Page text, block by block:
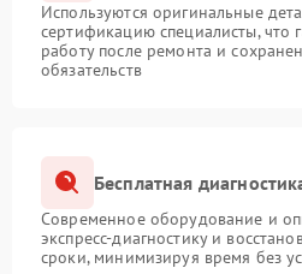
Используются оригинальные
сертификацию специалисты, что
работу после ремонта и
обязательств
Бесплатная
Современное оборудование и
экспресс-диагностику и
сроки, минимизируя время без